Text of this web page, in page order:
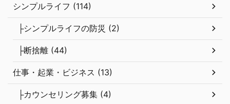
シンプルライフ (114)
├シンプルライフの防災 (2)
├断捨離 (44)
仕事・起業・ビジネス (13)
├カウンセリング募集 (4)